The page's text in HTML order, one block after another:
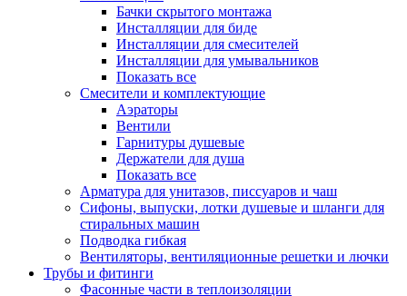
Бачки скрытого монтажа
Инсталляции для биде
Инсталляции для смесителей
Инсталляции для умывальников
Показать все
Смесители и комплектующие
Аэраторы
Вентили
Гарнитуры душевые
Держатели для душа
Показать все
Арматура для унитазов, писсуаров и чаш
Сифоны, выпуски, лотки душевые и шланги для
стиральных машин
Подводка гибкая
Вентиляторы, вентиляционные решетки и лючки
Трубы и фитинги
Фасонные части в теплоизоляции